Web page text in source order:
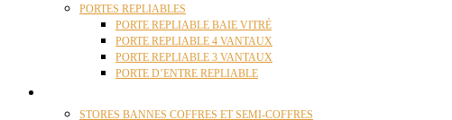
PORTES REPLIABLES
PORTE REPLIABLE BAIE VITRÉ
PORTE REPLIABLE 4 VANTAUX
PORTE REPLIABLE 3 VANTAUX
PORTE D’ENTRE REPLIABLE
STORES BANNES COFFRES ET SEMI-COFFRES